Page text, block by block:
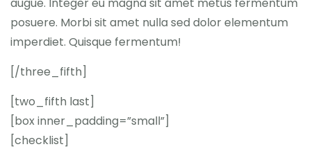
posuere. Morbi sit amet nulla sed dolor elementum
imperdiet. Quisque fermentum!
[/three_fifth]
[two_fifth last]
[box inner_padding=”small”]
[checklist]